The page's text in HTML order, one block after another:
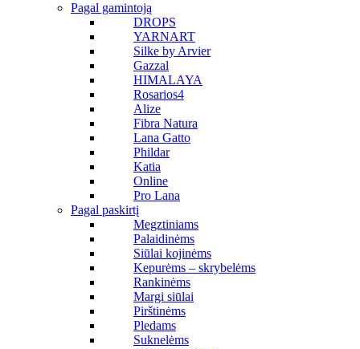
Pagal gamintoją
DROPS
YARNART
Silke by Arvier
Gazzal
HIMALAYA
Rosarios4
Alize
Fibra Natura
Lana Gatto
Phildar
Katia
Online
Pro Lana
Pagal paskirtį
Megztiniams
Palaidinėms
Siūlai kojinėms
Kepurėms – skrybelėms
Rankinėms
Margi siūlai
Pirštinėms
Pledams
Suknelėms